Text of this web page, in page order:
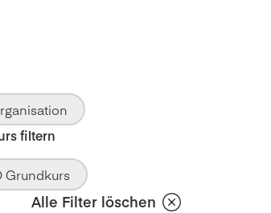
filtern
Grundkurs
Alle Filter löschen